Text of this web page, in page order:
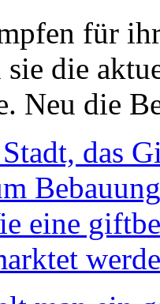
für
sie die
Neu die
das
eine